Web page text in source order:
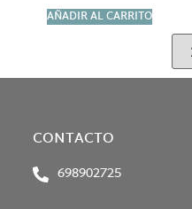
AÑADIR AL CARRITO
CONTACTO
698902725